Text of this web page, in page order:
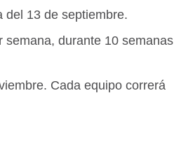
del 13 de septiembre.
durante 10
Cada equipo correrá